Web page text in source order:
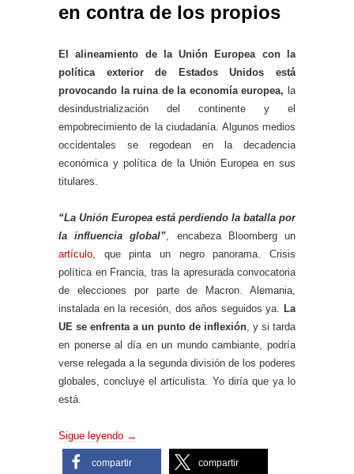
en contra de los propios
El alineamiento de la Unión Europea con la
política exterior de Estados Unidos está
provocando la ruina de la economía europea, la
desindustrialización del continente y el
empobrecimiento de la ciudadanía. Algunos medios
occidentales se regodean en la decadencia
económica y política de la Unión Europea en sus
titulares.
“La Unión Europea está perdiendo la batalla por
la influencia global” , encabeza Bloomberg un
artículo , que pinta un negro panorama. Crisis
política en Francia, tras la apresurada convocatoria
de elecciones por parte de Macron. Alemania,
instalada en la recesión, dos años seguidos ya.
La
UE se enfrenta a un punto de inflexión , y si tarda
en ponerse al día en un mundo cambiante, podría
verse relegada a la segunda división de los poderes
globales, concluye el articulista. Yo diría que ya lo
está.
Sigue leyendo →
compartir compartir